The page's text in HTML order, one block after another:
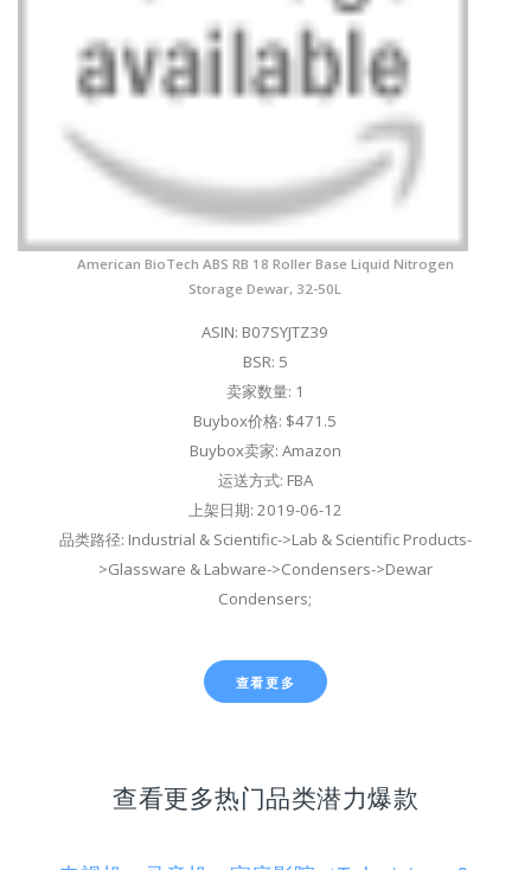
American BioTech ABS RB 18 Roller Base Liquid Nitrogen
Storage Dewar, 32-50L
ASIN: B07SYJTZ39
BSR: 5
卖家数量: 1
Buybox价格: $471.5
Buybox卖家: Amazon
运送方式: FBA
上架日期: 2019-06-12
品类路径: Industrial & Scientific->Lab & Scientific Products-
>Glassware & Labware->Condensers->Dewar
Condensers;
查看更多
查看更多热门品类潜力爆款